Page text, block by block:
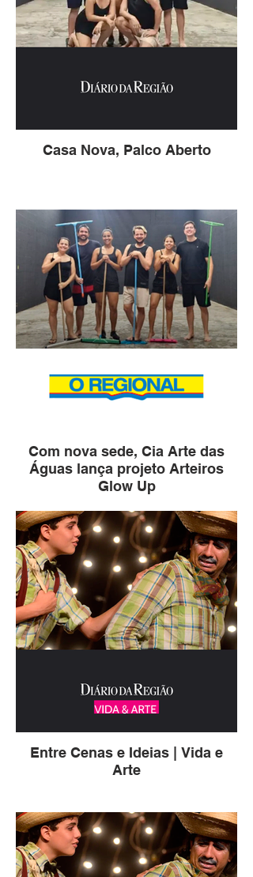
Casa Nova, Palco Aberto
Com nova sede, Cia Arte das
Águas lança projeto Arteiros
Glow Up
Entre Cenas e Ideias | Vida e
Arte